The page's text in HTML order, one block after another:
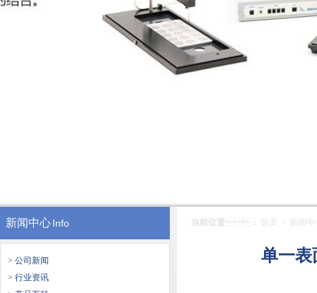
新闻中心Info
> 公司新闻
> 行业资讯
当前位置 ： 首页 > 新闻中
单一表